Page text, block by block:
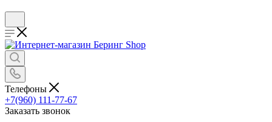
Телефоны
+7(960) 111-77-67
Заказать звонок